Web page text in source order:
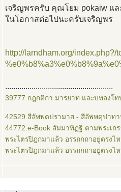
เจริญพรครับ คุณโยม pokaiw แ
ในโอกาสต่อไปนะครับเจริญพร
http://larndham.org/index.php?/
.....................................................
39777.กฎกติกา มารยาท และบทลงโท
42529.สีลัพพตปรามาส - สีลัพพตุปาท
44772.e-Book สัมมาทิฏฐิ ตามพระเถ
พระไตรปิฎกมาแล้ว อรรถกถาอยู่ตรงไ
พระไตรปิฎกมาแล้ว อรรถกถาอยู่ตรงไ